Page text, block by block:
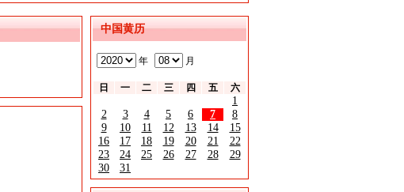
中国黄历
年 月
日 一 二 三 四 五 六
1
2
3 4 5 6 7
8
9
10 11 12 13 14
15
16
17 18 19 20 21
22
23
24 25 26 27 28
29
30
31